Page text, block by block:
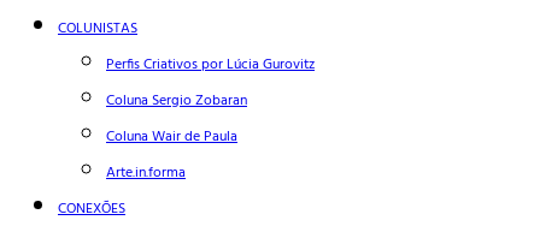
COLUNISTAS
Perfis Criativos por Lúcia Gurovitz
Coluna Sergio Zobaran
Coluna Wair de Paula
Arte.in.forma
CONEXÕES